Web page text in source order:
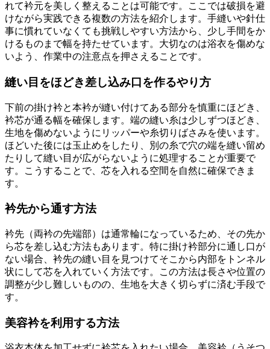
れて衿元を美しく整えることは可能です。ここでは破損を避
けながら実践できる複数の方法を紹介します。手縫いや針仕
事に慣れていなくても挑戦しやすい方法から、少し手間をか
けるものまで幅を持たせています。大切なのは浴衣を傷めな
いよう、作業中の注意点を押さえることです。
縫い目をほどき差し込み口を作るやり方
下前の掛け衿と本衿が縫い付けてある部分を慎重にほどき、
衿芯が通る幅を確保します。端の縫い糸は少しずつほどき、
生地を傷めないようにリッパーや糸切りばさみを使います。
ほどいた後には玉止めをしたり、別の糸で穴の端を縫い留め
たりして縫い目が広がらないように処理することが重要で
す。こうすることで、芯を入れる空間を自然に確保できま
す。
衿先から通す方法
衿先（両衿の先端部）は通常輪になっているため、その先か
ら芯を差し込む方法もあります。特に掛け衿部分に通し口が
ない場合、衿先の縫い目を見つけてそこから内部をトンネル
状にして芯を入れていく方法です。この方法は長さや位置の
調整が少し難しいものの、生地を大きく切らずに済む手段で
す。
美容衿を利用する方法